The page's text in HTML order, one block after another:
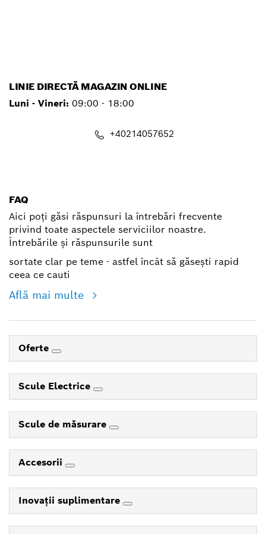
LINIE DIRECTĂ MAGAZIN ONLINE
Luni - Vineri: 09:00 - 18:00
+40214057652
FAQ
Aici poți găsi răspunsuri la întrebări frecvente
privind toate aspectele serviciilor noastre.
Întrebările și răspunsurile sunt
sortate clar pe teme - astfel încât să găsești rapid
ceea ce cauti
Află mai multe
Oferte
Scule Electrice
Scule de măsurare
Accesorii
Inovaţii suplimentare